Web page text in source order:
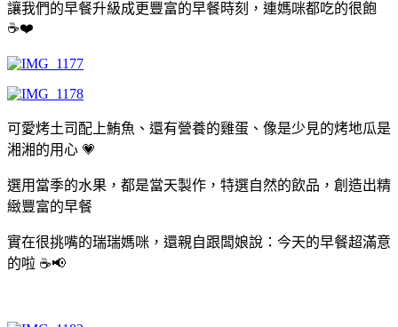
讓我們的早餐升級成更豐富的早餐時刻，連媽咪都吃的很飽
☕️❤️
可愛烤土司配上鮪魚、還有營養的雞蛋、像是少見的烤地瓜是
湘湘的用心 💗
選用當季的水果，都是當天製作，特選自然的飲品，創造出精
緻豐富的早餐
實在很挑嘴的瑞瑞媽咪，還親自跟闆娘說：今天的早餐超滿意
的啦 ☕️📢